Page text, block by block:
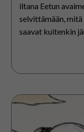
iltana Eetun
selvittämään,
saavat kuitenkin
Leirikoulurakas